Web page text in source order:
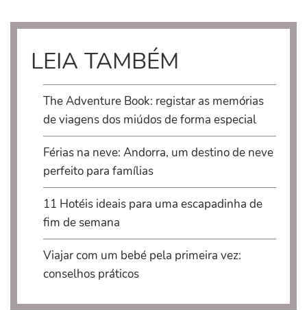
LEIA TAMBÉM
The Adventure Book: registar as memórias
de viagens dos miúdos de forma especial
Férias na neve: Andorra, um destino de neve
perfeito para famílias
11 Hotéis ideais para uma escapadinha de
fim de semana
Viajar com um bebé pela primeira vez:
conselhos práticos